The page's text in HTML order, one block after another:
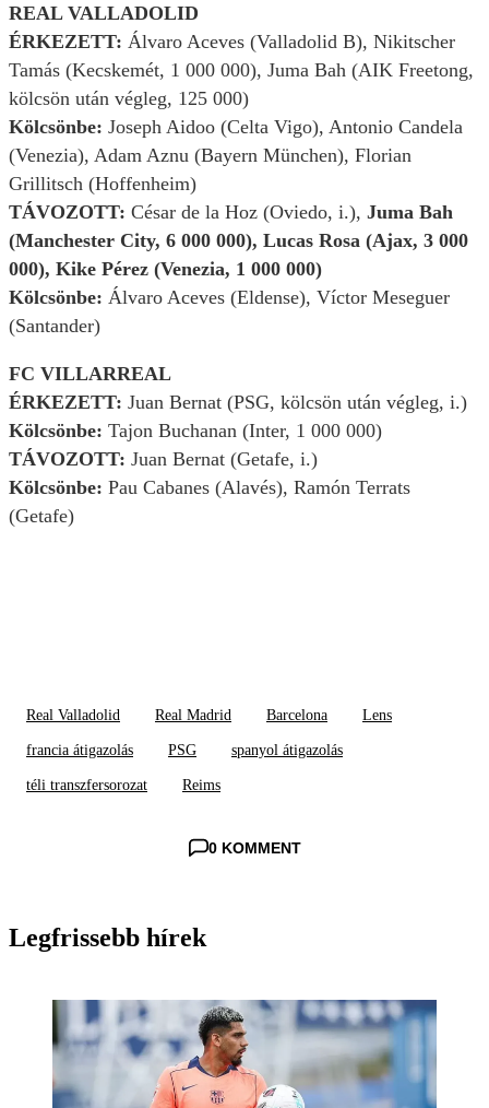
REAL VALLADOLID
ÉRKEZETT: Álvaro Aceves (Valladolid B), Nikitscher
Tamás (Kecskemét, 1 000 000), Juma Bah (AIK Freetong,
kölcsön után végleg, 125 000)
Kölcsönbe: Joseph Aidoo (Celta Vigo), Antonio Candela
(Venezia), Adam Aznu (Bayern München), Florian
Grillitsch (Hoffenheim)
TÁVOZOTT: César de la Hoz (Oviedo, i.), Juma Bah
(Manchester City, 6 000 000), Lucas Rosa (Ajax, 3 000
000), Kike Pérez (Venezia, 1 000 000)
Kölcsönbe: Álvaro Aceves (Eldense), Víctor Meseguer
(Santander)
FC VILLARREAL
ÉRKEZETT: Juan Bernat (PSG, kölcsön után végleg, i.)
Kölcsönbe: Tajon Buchanan (Inter, 1 000 000)
TÁVOZOTT: Juan Bernat (Getafe, i.)
Kölcsönbe: Pau Cabanes (Alavés), Ramón Terrats
(Getafe)
Real Valladolid Real Madrid Barcelona Lens
francia átigazolás PSG spanyol átigazolás
téli transzfersorozat Reims
0 KOMMENT
Legfrissebb hírek